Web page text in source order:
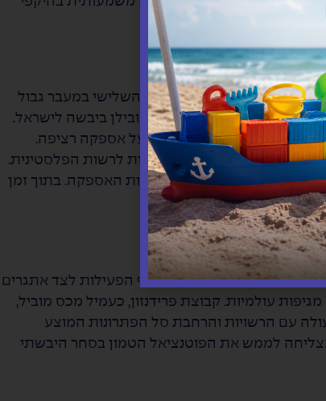
בסחר האזורי, פתחנו את המשרד השלישי במעבר גבול
לאיחוד האמירויות ומשם להובילן ביבשה לישראל.
עקב המלחמה, תוך שמירה על אספקה רציפה.
משמעותי ביבוא הסחורות לרשות הפלסטינית.
ללקוחות לשמור על רציפות האספקה. בתוך זמן
ניכרת עלייה בהיקף הפעילות לצד אתגרים
עולמיות. קבוצת פרידנזון, כעמיל מכס מוביל,
עם הרשויות והרחבת סל הפתרונות המוצע
מצליחה לממש את הפוטנציאל הטמון בסחר היבשתי